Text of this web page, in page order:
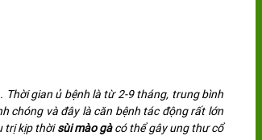
gian ủ bệnh là từ 2-9 tháng, trung bình
chóng và đây là căn bệnh tác động rất lớn
trị kịp thờisùi mào gàcó thể gây ung thư cổ